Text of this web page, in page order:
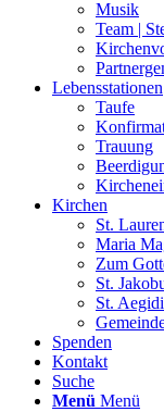
Musik
Team |
Lebensstationen
Taufe
Trauung
Kirchen
St.
Maria
Zum
St.
St.
Spenden
Kontakt
Suche
Menü Menü